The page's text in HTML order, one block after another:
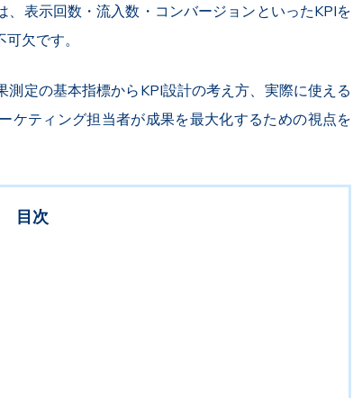
表示回数・流入数・コンバージョンといったKPIを
欠です。
定の基本指標からKPI設計の考え方、実際に使える
ケティング担当者が成果を最大化するための視点を
目次